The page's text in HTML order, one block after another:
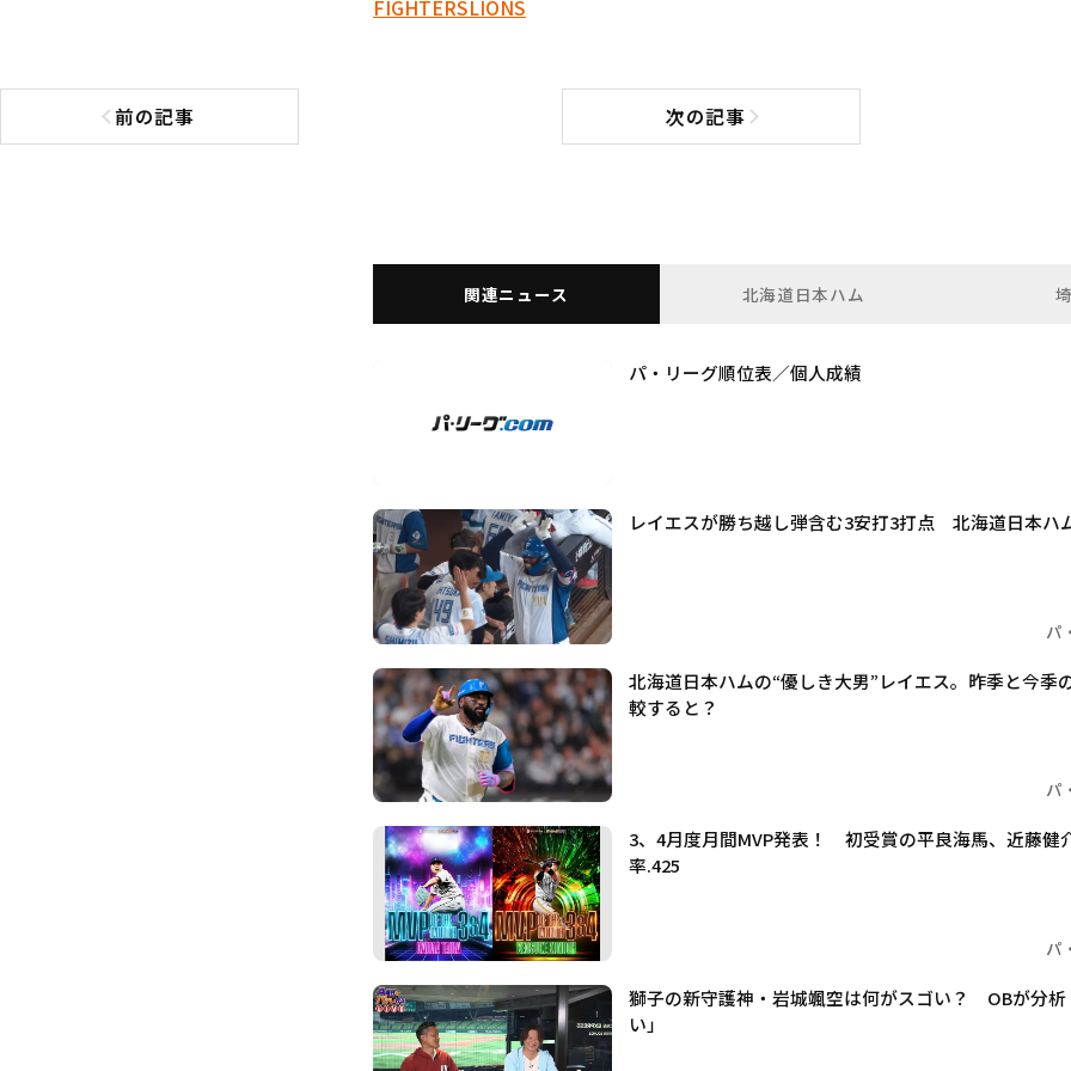
FIGHTERSLIONS
前の記事
前の記事へ 次の記事次の記事へ
関連ニュース 北海道日本ハム
パ・リーグ順位表／個人成績
レイエスが勝ち越し弾含む3安打3打点 北海道日本ハ
パ
北海道日本ハムの“優しき大男”レイエス。昨季と今季
較すると？
パ
3、4月度月間MVP発表！ 初受賞の平良海馬、近藤健
率.425
パ
獅子の新守護神・岩城颯空は何がスゴい？ OBが分析
い」